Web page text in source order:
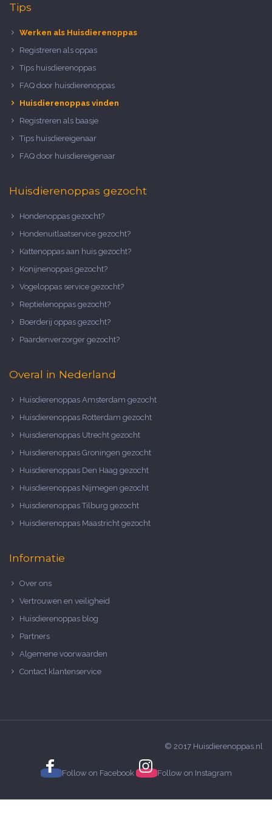
Tips
Werken als Huisdierenoppas
Registreren als oppas
Tips huisdierenoppas
FAQ door huisdierenoppas
Huisdierenoppas vinden
Registreren als baasje
Tips huisdiereigenaar
FAQ door huisdiereigenaar
Huisdierenoppas gezocht
Hondenoppas gezocht?
Hondenuitlaatservice gezocht?
Kattenoppas aan huis gezocht?
Konijnenoppas gezocht?
Vogeloppas service gezocht?
Reptielenoppas gezocht?
Boerderij oppas gezocht?
Paardenverzorger gezocht?
Overal in Nederland
Huisdierenoppas Amsterdam gezocht
Huisdierenoppas Rotterdam gezocht
Huisdierenoppas Utrecht gezocht
Huisdierenoppas Groningen gezocht
Huisdierenoppas Den Haag gezocht
Huisdierenoppas Nijmegen gezocht
Huisdierenoppas Tilburg gezocht
Huisdierenoppas Maastricht gezocht
Informatie
Over ons
Vertrouwen en veiligheid
Huisdierenoppas blog
Partners
Algemene voorwaarden
Contact klantenservice
© 2017 Huisdierenoppas.nl
Follow on Facebook Follow on Instagram